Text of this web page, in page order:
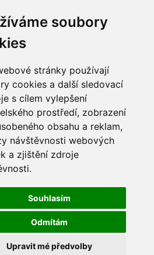
soubory
stránky používají
cookies a další sledovací
s cílem vylepšení
prostředí, zobrazení
obsahu a reklam,
návštěvnosti webových
a zjištění zdroje
Souhlasím
Odmítám
Upravit mé předvolby
Moravou
46
378 412
- 17.00
- 17.00
MUNIPOLIS
do vašeho telefonu